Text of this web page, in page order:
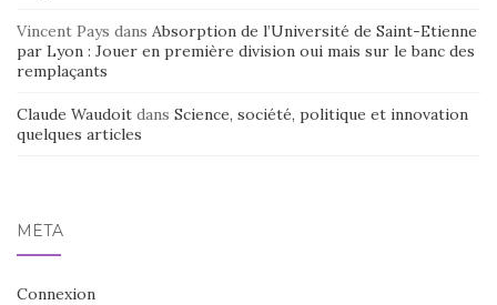
Vincent Pays dans Absorption de l’Université de Saint-Etienne
par Lyon : Jouer en première division oui mais sur le banc des
remplaçants
Claude Waudoit dans Science, société, politique et innovation
quelques articles
MÉTA
Connexion